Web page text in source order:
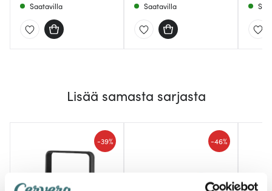
Saatavilla Saatavilla
Lisää samasta sarjasta
-39% -46%